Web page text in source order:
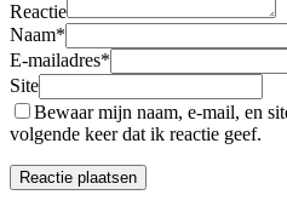
Reactie
Naam*
E-mailadres*
Site
Bewaar mijn naam, e-mail, en
volgende keer dat ik reactie geef.